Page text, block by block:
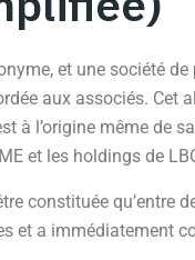
et une société
aux associés.
l’origine même de
et les holdings de
constituée qu’entre
et a immédiatement